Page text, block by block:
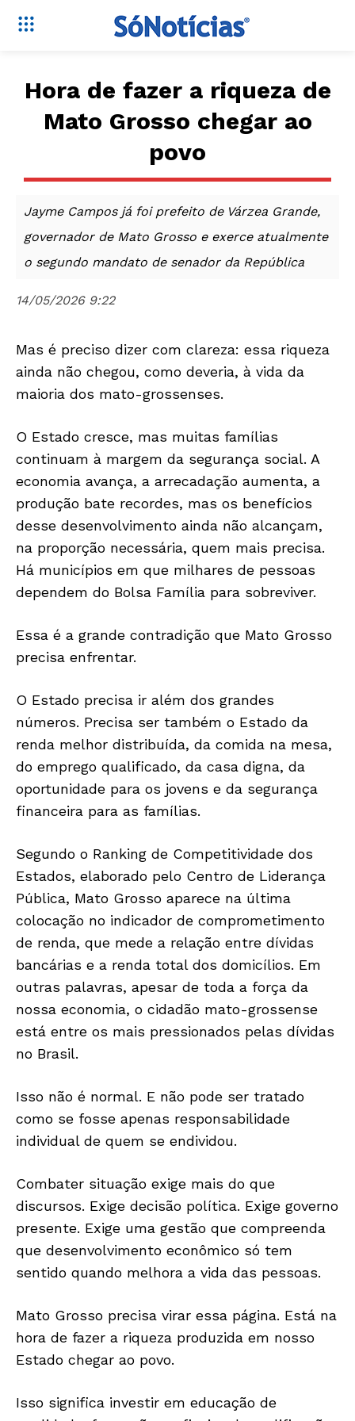
Hora de fazer a riqueza de
Mato Grosso chegar ao
povo
Jayme Campos já foi prefeito de Várzea Grande,
governador de Mato Grosso e exerce atualmente
o segundo mandato de senador da República
14/05/2026 9:22
Mas é preciso dizer com clareza: essa riqueza
ainda não chegou, como deveria, à vida da
maioria dos mato-grossenses.
O Estado cresce, mas muitas famílias
continuam à margem da segurança social. A
economia avança, a arrecadação aumenta, a
produção bate recordes, mas os benefícios
desse desenvolvimento ainda não alcançam,
na proporção necessária, quem mais precisa.
Há municípios em que milhares de pessoas
dependem do Bolsa Família para sobreviver.
Essa é a grande contradição que Mato Grosso
precisa enfrentar.
O Estado precisa ir além dos grandes
números. Precisa ser também o Estado da
renda melhor distribuída, da comida na mesa,
do emprego qualificado, da casa digna, da
oportunidade para os jovens e da segurança
financeira para as famílias.
Segundo o Ranking de Competitividade dos
Estados, elaborado pelo Centro de Liderança
Pública, Mato Grosso aparece na última
colocação no indicador de comprometimento
de renda, que mede a relação entre dívidas
bancárias e a renda total dos domicílios. Em
outras palavras, apesar de toda a força da
nossa economia, o cidadão mato-grossense
está entre os mais pressionados pelas dívidas
no Brasil.
Isso não é normal. E não pode ser tratado
como se fosse apenas responsabilidade
individual de quem se endividou.
Combater situação exige mais do que
discursos. Exige decisão política. Exige governo
presente. Exige uma gestão que compreenda
que desenvolvimento econômico só tem
sentido quando melhora a vida das pessoas.
Mato Grosso precisa virar essa página. Está na
hora de fazer a riqueza produzida em nosso
Estado chegar ao povo.
Isso significa investir em educação de